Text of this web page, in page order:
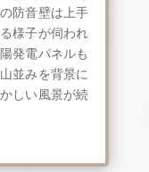
防音壁は上手
様子が伺われ
発電パネルも
並みを背景に
しい風景が続